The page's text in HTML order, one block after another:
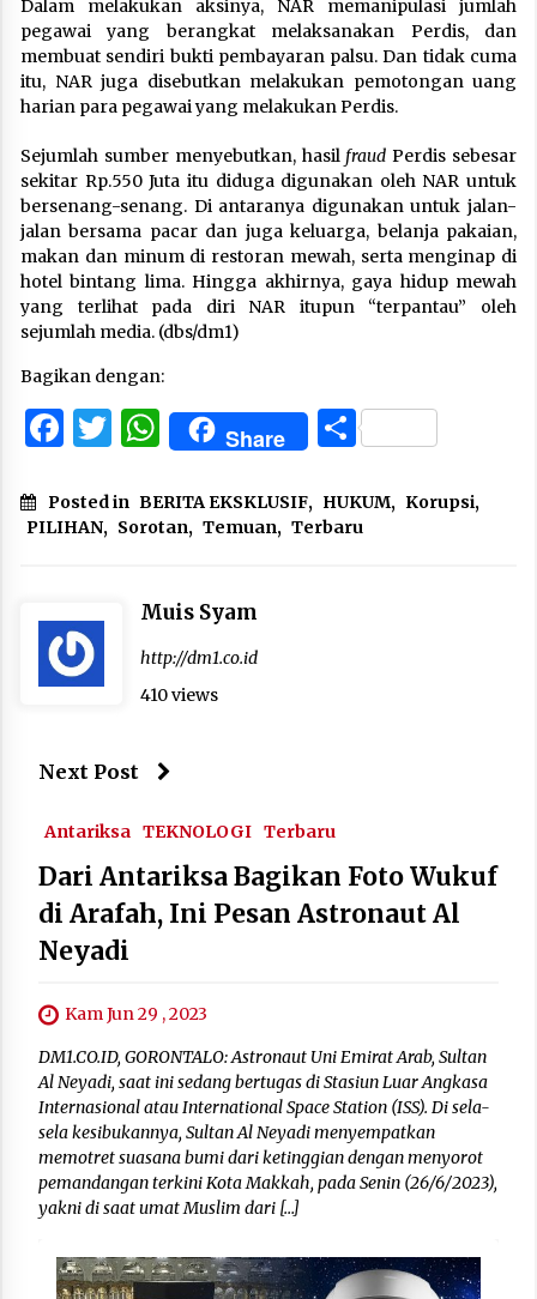
Dalam melakukan aksinya, NAR memanipulasi jumlah
pegawai yang berangkat melaksanakan Perdis, dan
membuat sendiri bukti pembayaran palsu. Dan tidak cuma
itu, NAR juga disebutkan melakukan pemotongan uang
harian para pegawai yang melakukan Perdis.
Sejumlah sumber menyebutkan, hasil fraud Perdis sebesar
sekitar Rp.550 Juta itu diduga digunakan oleh NAR untuk
bersenang-senang. Di antaranya digunakan untuk jalan-
jalan bersama pacar dan juga keluarga, belanja pakaian,
makan dan minum di restoran mewah, serta menginap di
hotel bintang lima. Hingga akhirnya, gaya hidup mewah
yang terlihat pada diri NAR itupun “terpantau” oleh
sejumlah media. (dbs/dm1)
Bagikan dengan:
Facebook
Twitter
WhatsApp
Share Share
Posted in BERITA EKSKLUSIF, HUKUM, Korupsi,
PILIHAN, Sorotan, Temuan, Terbaru
Muis Syam
http://dm1.co.id
410 views
Next Post
Antariksa TEKNOLOGI Terbaru
Dari Antariksa Bagikan Foto Wukuf
di Arafah, Ini Pesan Astronaut Al
Neyadi
Kam Jun 29 , 2023
DM1.CO.ID, GORONTALO: Astronaut Uni Emirat Arab, Sultan
Al Neyadi, saat ini sedang bertugas di Stasiun Luar Angkasa
Internasional atau International Space Station (ISS). Di sela-
sela kesibukannya, Sultan Al Neyadi menyempatkan
memotret suasana bumi dari ketinggian dengan menyorot
pemandangan terkini Kota Makkah, pada Senin (26/6/2023),
yakni di saat umat Muslim dari […]